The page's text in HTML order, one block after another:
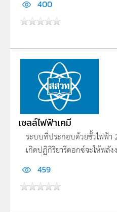
400
เซลล์ไฟฟ้าเคมี
ระบบที่ประกอบด้วยขั้วไฟฟ้า
เกิดปฏิกิริยารีดอกซ์จะให้พลั
459